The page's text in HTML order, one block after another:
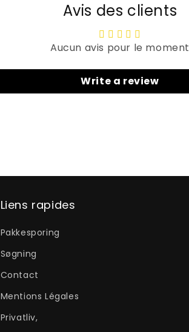
Avis des clients
Aucun avis pour le moment
Write a review
Liens rapides
Pakkesporing
Søgning
Contact
Mentions Légales
Privatliv,